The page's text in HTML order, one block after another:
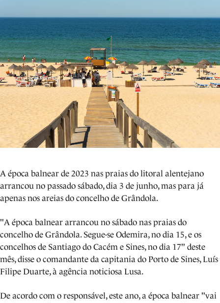
A época balnear de 2023 nas praias do litoral alentejano
arrancou no passado sábado, dia 3 de junho, mas para já
apenas nos areias do concelho de Grândola.
"A época balnear arrancou no sábado nas praias do
concelho de Grândola. Segue-se Odemira, no dia 15, e os
concelhos de Santiago do Cacém e Sines, no dia 17" deste
mês, disse o comandante da capitania do Porto de Sines, Luís
Filipe Duarte, à agência noticiosa Lusa.
De acordo com o responsável, este ano, a época balnear "vai